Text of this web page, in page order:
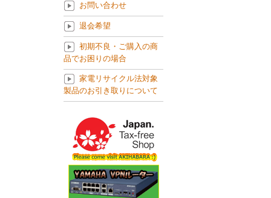
お問い合わせ
退会希望
初期不良・ご購入の商
品でお困りの場合
家電リサイクル法対象
製品のお引き取りについて